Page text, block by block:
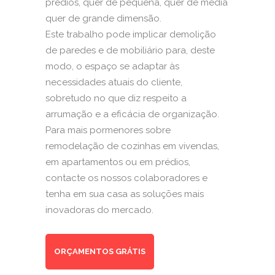
prédios, quer de pequena, quer de média
quer de grande dimensão.
Este trabalho pode implicar demolição
de paredes e de mobiliário para, deste
modo, o espaço se adaptar às
necessidades atuais do cliente,
sobretudo no que diz respeito a
arrumação e a eficácia de organização.
Para mais pormenores sobre
remodelação de cozinhas em vivendas,
em apartamentos ou em prédios,
contacte os nossos colaboradores e
tenha em sua casa as soluções mais
inovadoras do mercado.
ORÇAMENTOS GRÁTIS